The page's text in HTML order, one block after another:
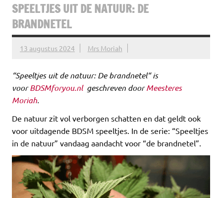
SPEELTJES UIT DE NATUUR: DE
BRANDNETEL
13 augustus 2024 Mrs Moriah
“Speeltjes uit de natuur: De brandnetel“ is
voorBDSMforyou.nlgeschreven doorMeesteres
Moriah.
De natuur zit vol verborgen schatten en dat geldt ook
voor uitdagende BDSM speeltjes. In de serie: “Speeltjes
in de natuur” vandaag aandacht voor “de brandnetel”.